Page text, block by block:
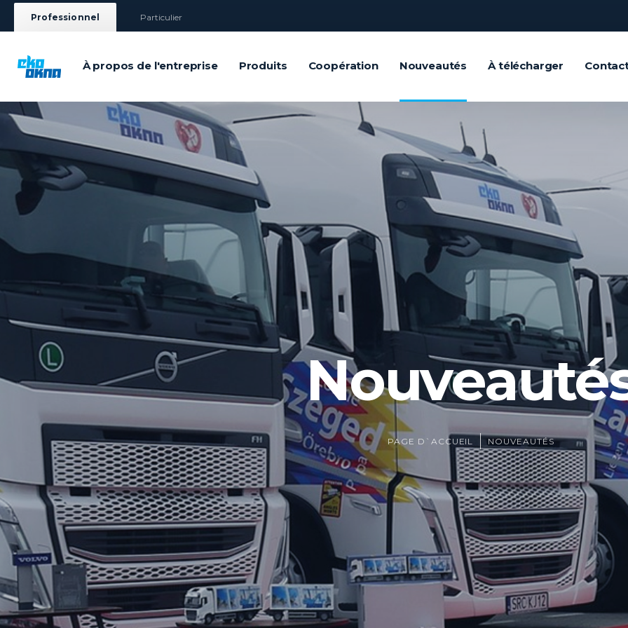
Professionnel Particulier
À propos de l'entreprise Produits Coopération Nouveautés À télécharger
PAGE D`ACCUEIL NOUVEAUTÉS